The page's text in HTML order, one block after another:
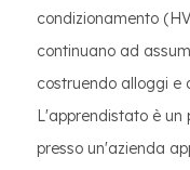
condizionamento
continuano ad
costruendo alloggi e
L'apprendistato è un
presso un'azienda